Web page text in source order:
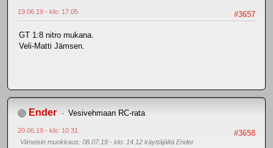
#3657
19.06.19 - klo: 17.05
GT 1:8 nitro mukana.
Veli-Matti Jämsen.
Ender Vesivehmaan RC-rata
#3658
20.06.19 - klo: 10.31
Viimeisin muokkaus: 08.07.19 - klo: 14.12 käyttäjältä Ender